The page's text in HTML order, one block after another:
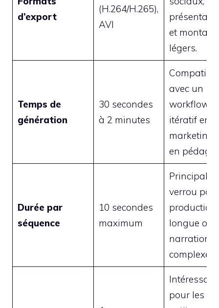
d’export
(H.264/H.265),
AVI
et
légers.
Temps de
génération
30 secondes
à 2 minutes
Compatible
avec un
workflow
itératif en
marketing
en
Durée par
séquence
10 secondes
maximum
Principal
verrou
production
longue ou
narrations
complexes.
Intéressant
pour les